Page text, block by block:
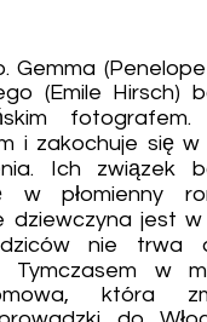
Gemma (Penelope
(Emile Hirsch)
fotografem.
i zakochuje się w
Ich związek
w płomienny
dziewczyna jest w
nie trwa
Tymczasem w
która